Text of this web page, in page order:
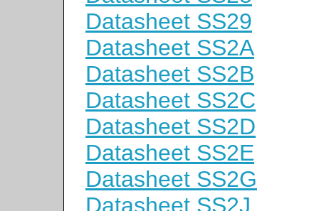
Datasheet SS29
Datasheet SS2A
Datasheet SS2B
Datasheet SS2C
Datasheet SS2D
Datasheet SS2E
Datasheet SS2G
Datasheet SS2J